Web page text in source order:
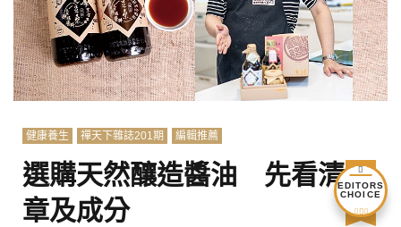
健康養生 禪天下雜誌201期 編輯推薦
選購天然釀造醬油 先看清標
章及成分
EDITORS
CHOICE